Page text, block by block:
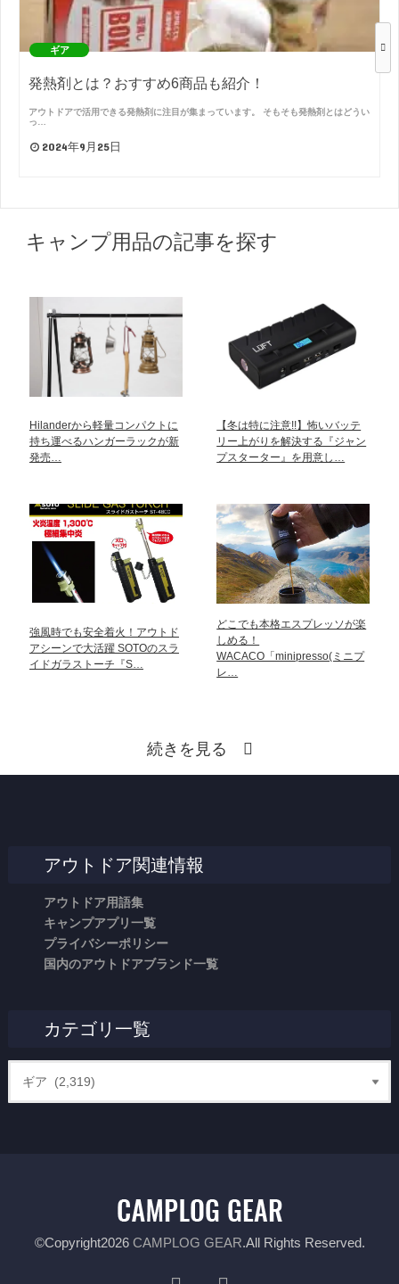
ギア
発熱剤とは？おすすめ6商品も紹介！
アウトドアで活用できる発熱剤に注目が集まっています。 そもそも発熱剤とはどうい
っ…
2024年9月25日
キャンプ用品の記事を探す
Hilanderから軽量コンパクトに
持ち運べるハンガーラックが新
発売…
【冬は特に注意!!】怖いバッテ
リー上がりを解決する『ジャン
プスターター』を用意し…
強風時でも安全着火！アウトド
アシーンで大活躍 SOTOのスラ
イドガラストーチ『S…
どこでも本格エスプレッソが楽
しめる！
WACACO「minipresso(ミニプ
レ…
続きを見る
アウトドア関連情報
アウトドア用語集
キャンプアプリ一覧
プライバシーポリシー
国内のアウトドアブランド一覧
カテゴリ一覧
©Copyright2026 CAMPLOG GEAR.All Rights Reserved.